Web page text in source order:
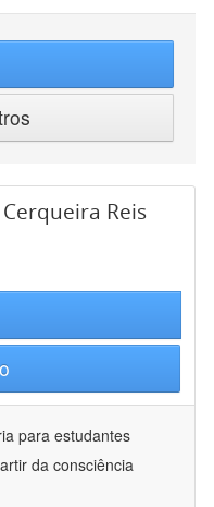
Reis
para estudantes
da consciência